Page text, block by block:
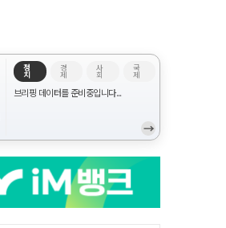
정
치
경
제
사
회
국
제
브리핑 데이터를 준비중입니다...
→